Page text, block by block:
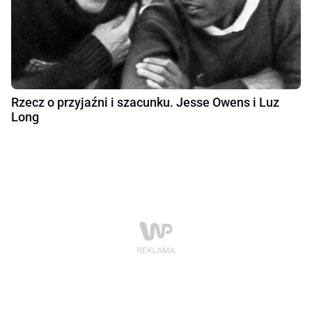
Rzecz o przyjaźni i szacunku. Jesse Owens i Luz
Long